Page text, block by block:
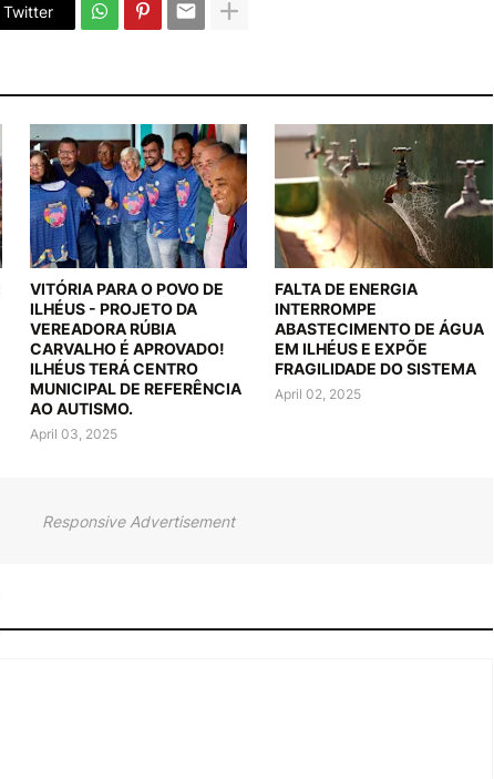
Twitter
VITÓRIA PARA O POVO DE
ILHÉUS - PROJETO DA
VEREADORA RÚBIA
CARVALHO É APROVADO!
ILHÉUS TERÁ CENTRO
MUNICIPAL DE REFERÊNCIA
AO AUTISMO.
April 03, 2025
FALTA DE ENERGIA
INTERROMPE
ABASTECIMENTO DE ÁGUA
EM ILHÉUS E EXPÕE
FRAGILIDADE DO SISTEMA
April 02, 2025
Responsive Advertisement